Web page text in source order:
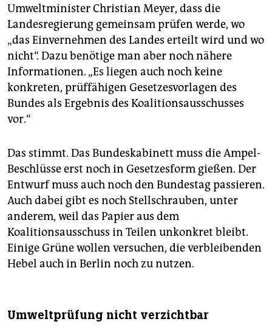
Umweltminister Christian Meyer, dass die
Landesregierung gemeinsam prüfen werde, wo
„das Einvernehmen des Landes erteilt wird und wo
nicht“. Dazu benötige man aber noch nähere
Informationen. „Es liegen auch noch keine
konkreten, prüffähigen Gesetzesvorlagen des
Bundes als Ergebnis des Koalitionsausschusses
vor.“
Das stimmt. Das Bundeskabinett muss die Ampel-
Beschlüsse erst noch in Gesetzesform gießen. Der
Entwurf muss auch noch den Bundestag passieren.
Auch dabei gibt es noch Stellschrauben, unter
anderem, weil das Papier aus dem
Koalitionsausschuss in Teilen unkonkret bleibt.
Einige Grüne wollen versuchen, die verbleibenden
Hebel auch in Berlin noch zu nutzen.
Umweltprüfung nicht verzichtbar